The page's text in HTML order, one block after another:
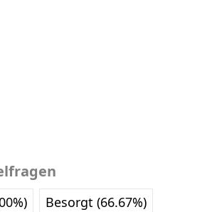
Besorgt (66.67%)